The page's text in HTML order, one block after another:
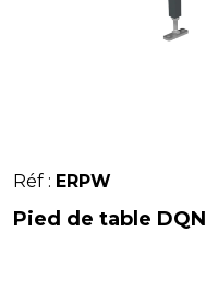
Réf : ERPW
Pied de table DQN